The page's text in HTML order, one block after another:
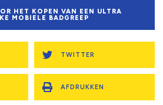
HET KOPEN VAN EEN ULTRA
MOBIELE BADGREEP
TWITTER
AFDRUKKEN